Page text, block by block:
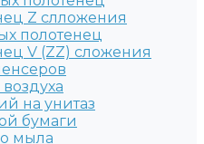
Z слложения
полотенец
V (ZZ) сложения
на унитаз
бумаги
мыла